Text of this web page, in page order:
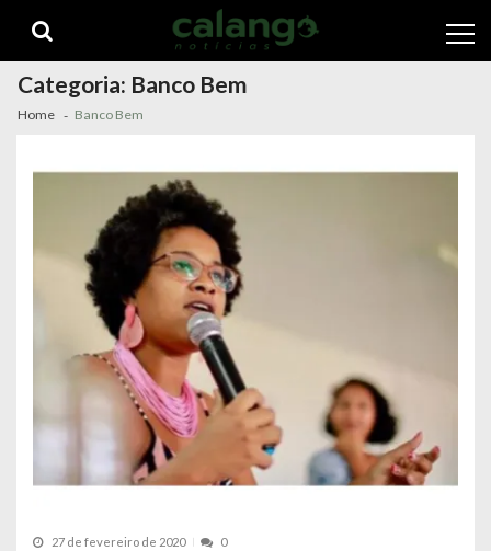
navigation
content
Categoria: Banco Bem
Home Banco Bem
27 de fevereiro de 2020 0